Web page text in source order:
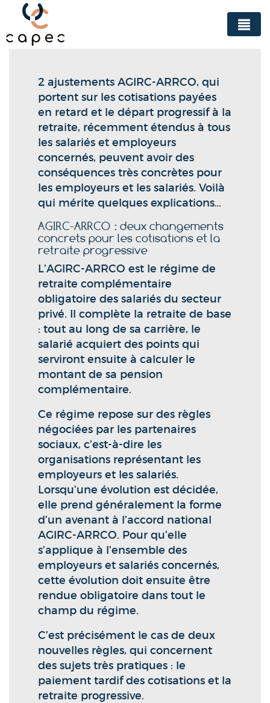
Panneau de gestion des cookies
2 ajustements AGIRC-ARRCO, qui
portent sur les cotisations payées
en retard et le départ progressif à la
retraite, récemment étendus à tous
les salariés et employeurs
concernés, peuvent avoir des
conséquences très concrètes pour
les employeurs et les salariés. Voilà
qui mérite quelques explications…
AGIRC-ARRCO : deux changements
concrets pour les cotisations et la
retraite progressive
L’AGIRC-ARRCO est le régime de
retraite complémentaire
obligatoire des salariés du secteur
privé. Il complète la retraite de base
: tout au long de sa carrière, le
salarié acquiert des points qui
serviront ensuite à calculer le
montant de sa pension
complémentaire.
Ce régime repose sur des règles
négociées par les partenaires
sociaux, c’est-à-dire les
organisations représentant les
employeurs et les salariés.
Lorsqu’une évolution est décidée,
elle prend généralement la forme
d’un avenant à l’accord national
AGIRC-ARRCO. Pour qu’elle
s’applique à l’ensemble des
employeurs et salariés concernés,
cette évolution doit ensuite être
rendue obligatoire dans tout le
champ du régime.
C’est précisément le cas de deux
nouvelles règles, qui concernent
des sujets très pratiques : le
paiement tardif des cotisations et la
retraite progressive.